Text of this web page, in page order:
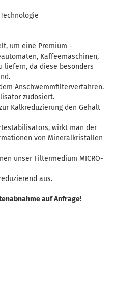
um eine Premium -
Kaffeemaschinen,
liefern, da diese besonders
Anschwemmfilterverfahren.
zudosiert.
Kalkreduzierung den Gehalt
wirkt man der
von Mineralkristallen
unser Filtermedium MICRO-
aus.
auf Anfrage!